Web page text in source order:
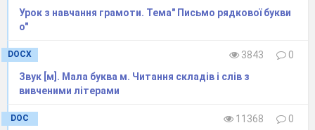
Встановлення відповідності .
Урок з навчання грамоти. Тема" Письмо рядкової букви
о"
DOCX 3843
0
Звук [м]. Мала буква м. Читання складів і слів з
вивченими літерами
DOC 11368
0